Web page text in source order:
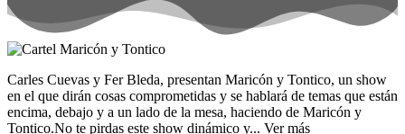
Carles Cuevas y Fer Bleda, presentan Maricón y Tontico, un show
en el que dirán cosas comprometidas y se hablará de temas que están
encima, debajo y a un lado de la mesa, haciendo de Maricón y
Tontico.No te pirdas este show dinámico y... Ver más